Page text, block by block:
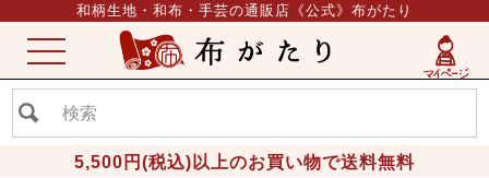
和柄生地・和布・手芸の通販店《公式》布がたり
5,500円(税込)以上のお買い物で送料無料
ME
NU